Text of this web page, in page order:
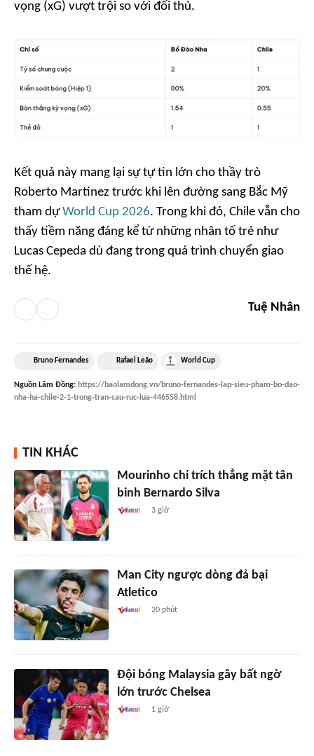
vọng (xG) vượt trội so với đối thủ.
Kết quả này mang lại sự tự tin lớn cho thầy trò
Roberto Martinez trước khi lên đường sang Bắc Mỹ
tham dựWorld Cup 2026. Trong khi đó, Chile vẫn cho
thấy tiềm năng đáng kể từ những nhân tố trẻ như
Lucas Cepeda dù đang trong quá trình chuyển giao
thế hệ.
Tuệ Nhân
Bruno Fernandes Rafael Leão World Cup
Nguồn Lâm Đồng: https://baolamdong.vn/bruno-fernandes-lap-sieu-pham-bo-dao-
nha-ha-chile-2-1-trong-tran-cau-ruc-lua-446558.html
TIN KHÁC
Mourinho chỉ trích thẳng mặt tân
binh Bernardo Silva
3 giờ
Man City ngược dòng đả bại
Atletico
20 phút
Đội bóng Malaysia gây bất ngờ
lớn trước Chelsea
1 giờ